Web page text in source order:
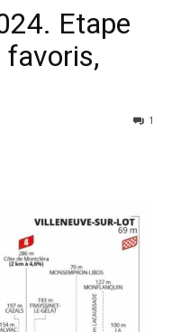
Etape
favoris,
1